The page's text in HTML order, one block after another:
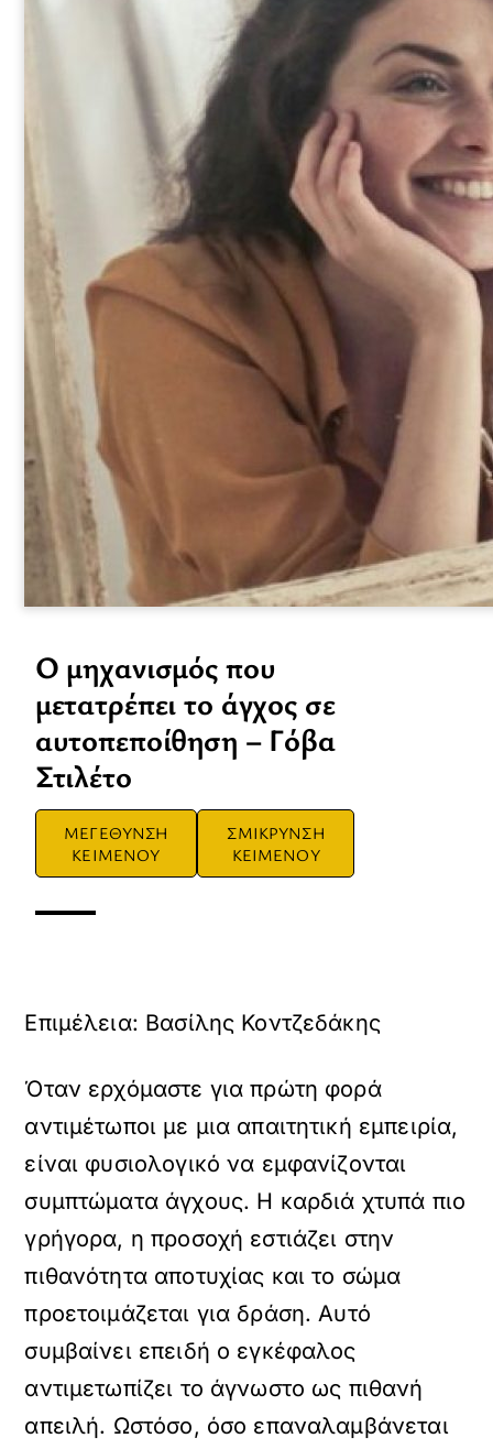
Ο μηχανισμός που
μετατρέπει το άγχος σε
αυτοπεποίθηση – Γόβα
Στιλέτο
ΜΕΓΕΘΥΝΣΗ
ΚΕΙΜΕΝΟΥ
ΣΜΙΚΡΥΝΣΗ
ΚΕΙΜΕΝΟΥ
Επιμέλεια: Βασίλης Κοντζεδάκης
Όταν ερχόμαστε για πρώτη φορά
αντιμέτωποι με μια απαιτητική εμπειρία,
είναι φυσιολογικό να εμφανίζονται
συμπτώματα άγχους. Η καρδιά χτυπά πιο
γρήγορα, η προσοχή εστιάζει στην
πιθανότητα αποτυχίας και το σώμα
προετοιμάζεται για δράση. Αυτό
συμβαίνει επειδή ο εγκέφαλος
αντιμετωπίζει το άγνωστο ως πιθανή
απειλή. Ωστόσο, όσο επαναλαμβάνεται